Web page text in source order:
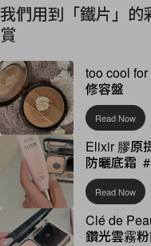
我們用到「鐵片」的
賞
too cool
修容盤
Read Now
Elixir 膠原
防曬底霜
Read Now
Clé de
鑽光雲霧